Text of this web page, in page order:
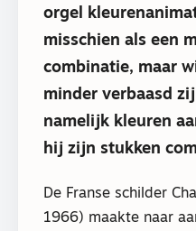
orgel
misschien als een
combinatie, maar
minder verbaasd
namelijk kleuren
hij zijn stukken
De Franse schilder
1966) maakte naar